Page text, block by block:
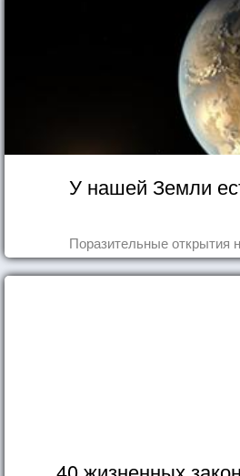
У нашей Земли
Поразительные открытия